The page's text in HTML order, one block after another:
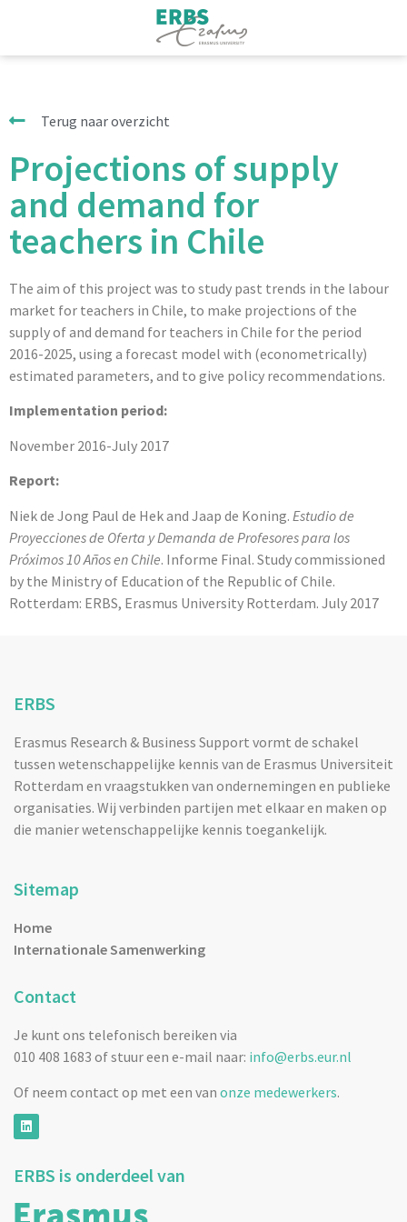
Terug naar overzicht
Projections of supply
and demand for
teachers in Chile
The aim of this project was to study past trends in the labour
market for teachers in Chile, to make projections of the
supply of and demand for teachers in Chile for the period
2016-2025, using a forecast model with (econometrically)
estimated parameters, and to give policy recommendations.
Implementation period:
November 2016-July 2017
Report:
Niek de Jong Paul de Hek and Jaap de Koning. Estudio de
Proyecciones de Oferta y Demanda de Profesores para los
Próximos 10 Años en Chile. Informe Final. Study commissioned
by the Ministry of Education of the Republic of Chile.
Rotterdam: ERBS, Erasmus University Rotterdam. July 2017
ERBS
Erasmus Research & Business Support vormt de schakel
tussen wetenschappelijke kennis van de Erasmus Universiteit
Rotterdam en vraagstukken van ondernemingen en publieke
organisaties. Wij verbinden partijen met elkaar en maken op
die manier wetenschappelijke kennis toegankelijk.
Sitemap
Home
Internationale Samenwerking
Contact
Je kunt ons telefonisch bereiken via
010 408 1683 of stuur een e-mail naar: info@erbs.eur.nl
Of neem contact op met een van onze medewerkers.
ERBS is onderdeel van